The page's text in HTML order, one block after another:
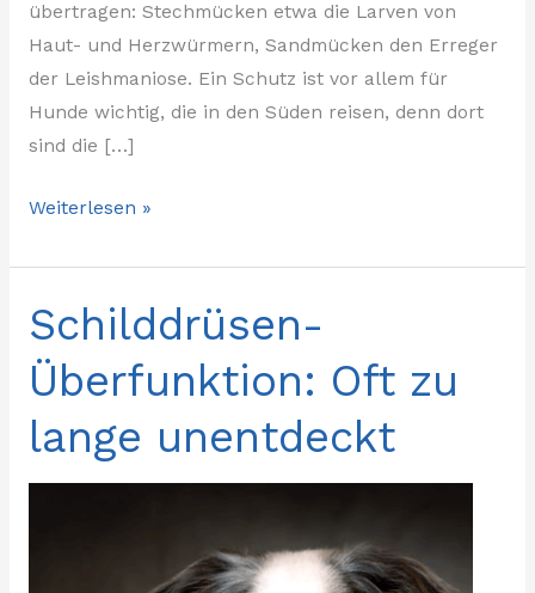
übertragen: Stechmücken etwa die Larven von
Haut- und Herzwürmern, Sandmücken den Erreger
der Leishmaniose. Ein Schutz ist vor allem für
Hunde wichtig, die in den Süden reisen, denn dort
sind die […]
Weiterlesen »
Schilddrüsen-
Überfunktion: Oft zu
lange unentdeckt
Schilddrüsen-
Überfunktion:
lange
unentdeckt